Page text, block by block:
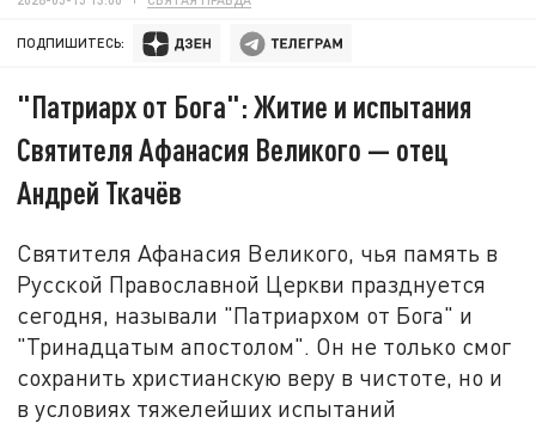
ПОДПИШИТЕСЬ:
"Патриарх от Бога": Житие и испытания
Святителя Афанасия Великого — отец
Андрей Ткачёв
Святителя Афанасия Великого, чья память в
Русской Православной Церкви празднуется
сегодня, называли "Патриархом от Бога" и
"Тринадцатым апостолом". Он не только смог
сохранить христианскую веру в чистоте, но и
в условиях тяжелейших испытаний